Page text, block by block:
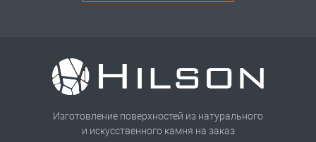
Изготовление поверхностей из натурального
и искусственного камня на заказ